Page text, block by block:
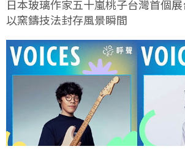
日本玻璃作家五十嵐桃子台灣首個展
以窯鑄技法封存風景瞬間